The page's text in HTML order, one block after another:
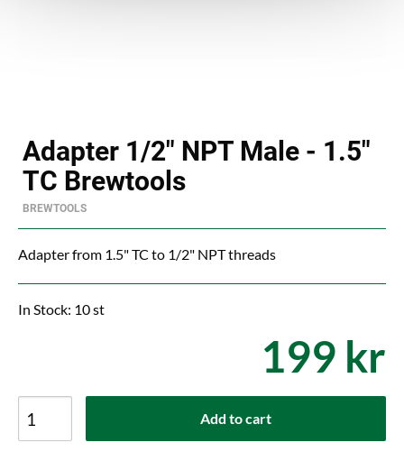
Adapter 1/2" NPT Male - 1.5"
TC Brewtools
BREWTOOLS
Adapter from 1.5" TC to 1/2" NPT threads
In Stock: 10 st
199 kr
Add to cart